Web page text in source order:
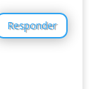
Responder